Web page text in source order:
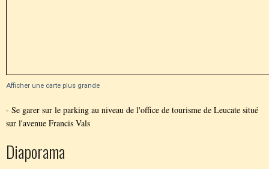
Afficher une carte plus grande
- Se garer sur le parking au niveau de l'office de tourisme de Leucate situé
sur l'avenue Francis Vals
Diaporama